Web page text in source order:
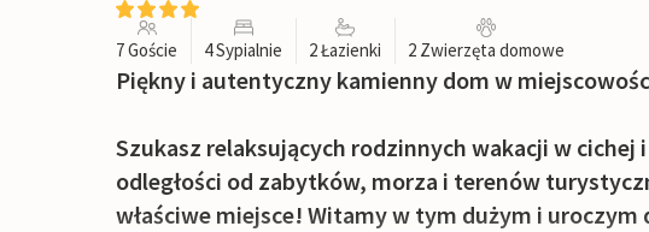
7 Goście 4 Sypialnie 2 Łazienki 2 Zwierzęta domowe
Piękny i autentyczny kamienny dom w
Szukasz relaksujących rodzinnych wakacji w
odległości od zabytków, morza i terenów
właściwe miejsce! Witamy w tym dużym i